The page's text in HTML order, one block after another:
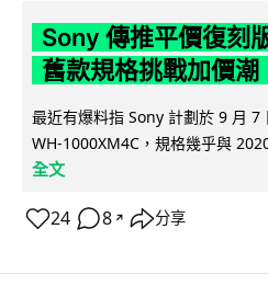
Sony 傳推平價復
舊款規格挑戰加價潮
最近有爆料指 Sony 計劃於 9 月 7
WH-1000XM4C，規格幾乎與
全文
24 8 ↗ 分享